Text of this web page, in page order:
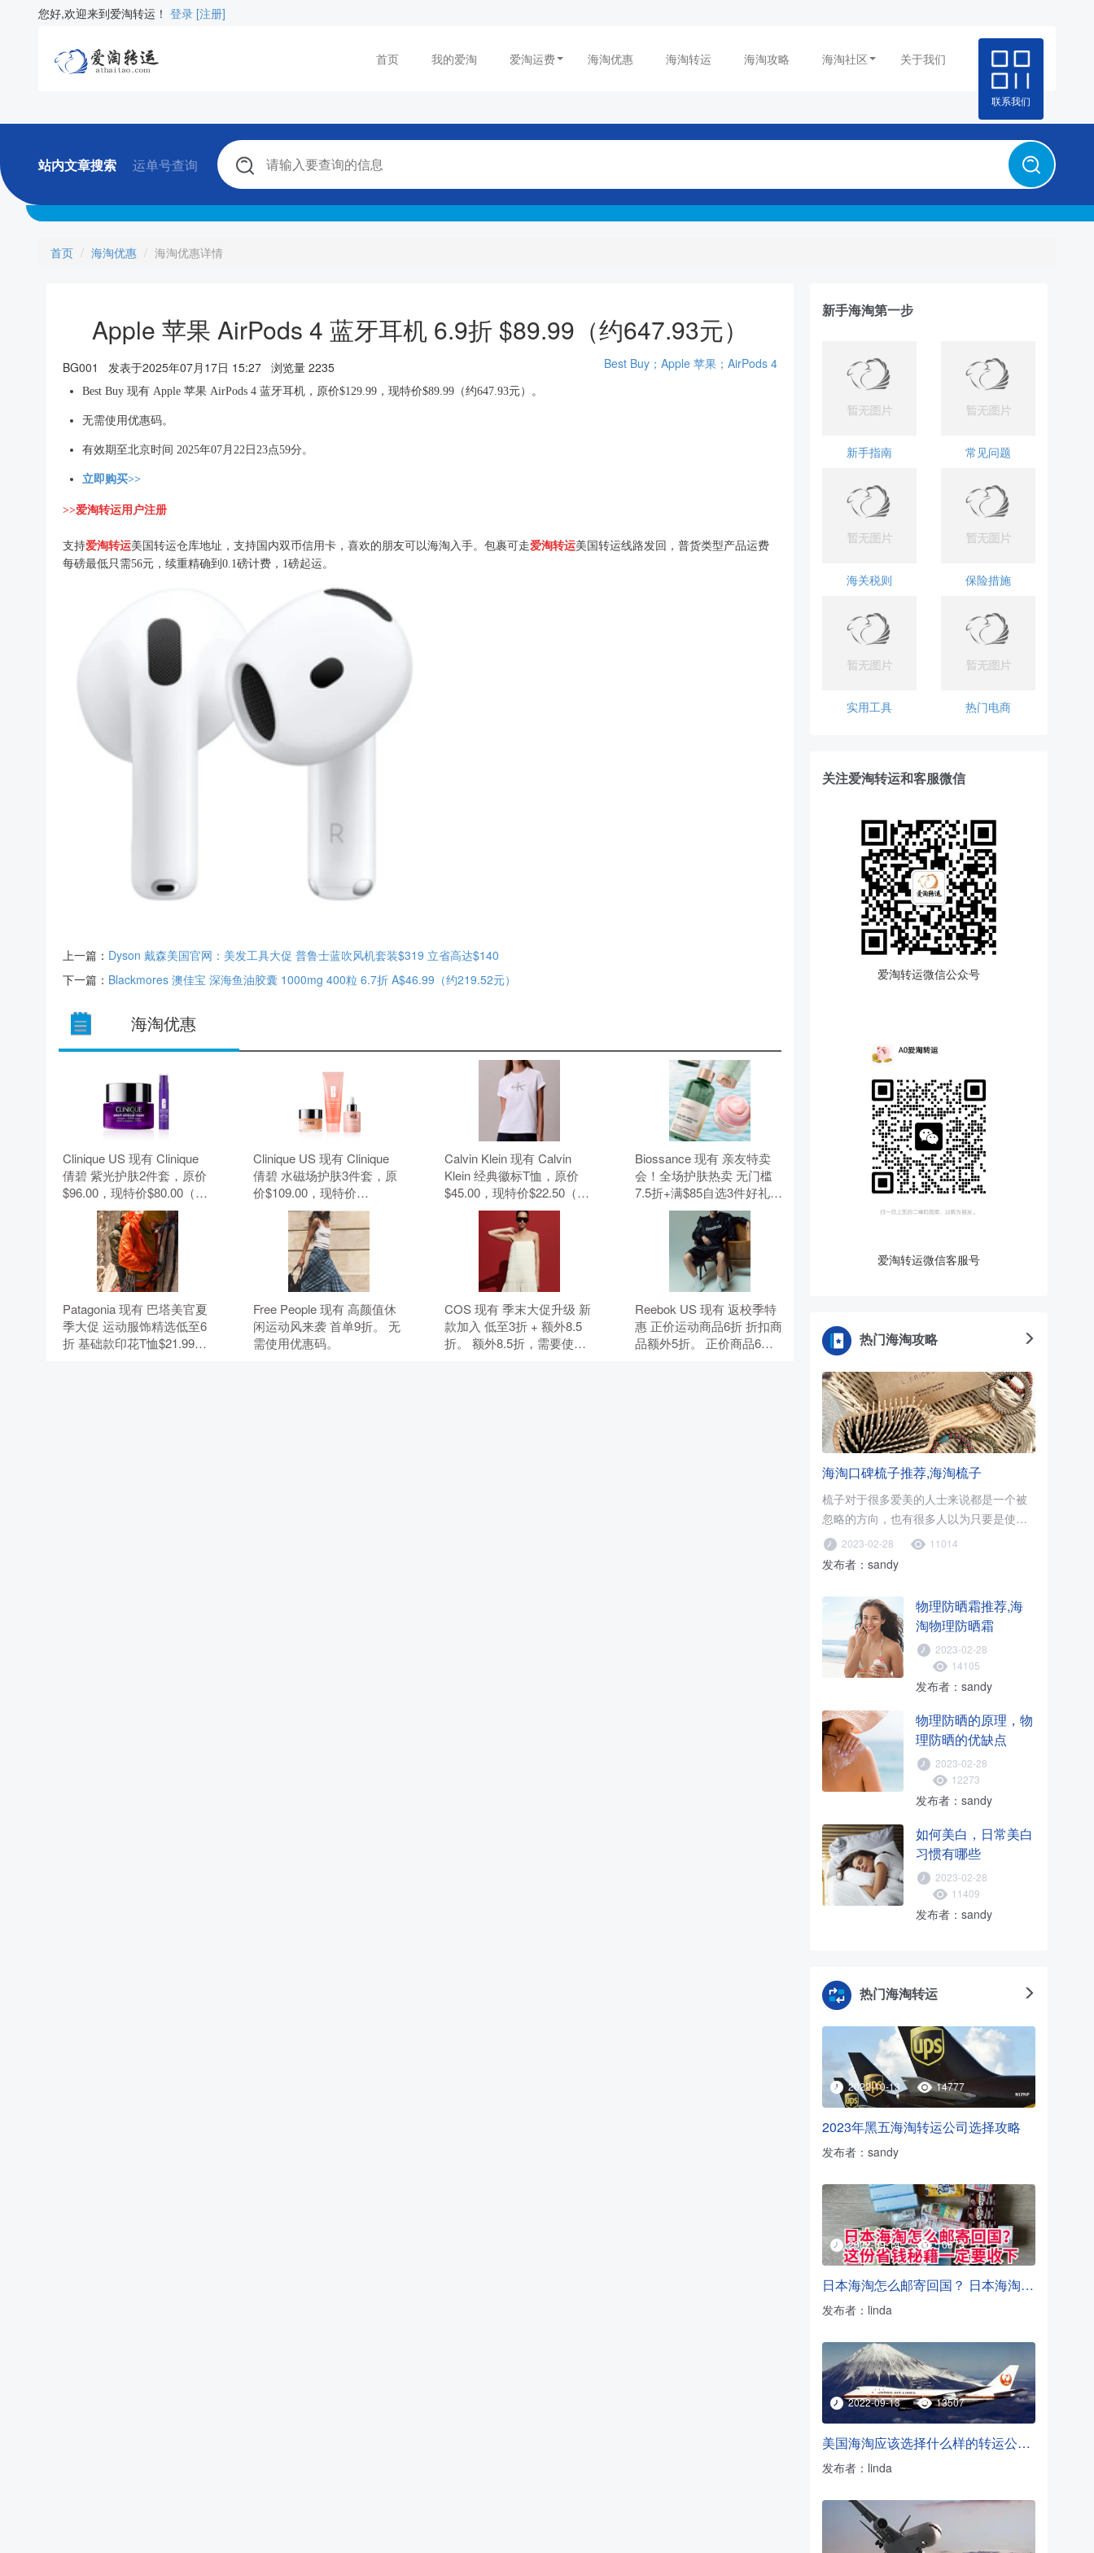
您好,欢迎来到爱淘转运！ 登录 [注册]
首页 我的爱淘 爱淘运费 海淘优惠 海淘转运 海淘攻略 海淘社区 关于我们
联系我们
站内文章搜索 运单号查询
首页 海淘优惠 海淘优惠详情
Apple 苹果 AirPods 4 蓝牙耳机 6.9折 $89.99（约647.93元）
BG001 发表于2025年07月17日 15:27 浏览量 2235 Best Buy；Apple 苹果；AirPods 4
Best Buy 现有 Apple 苹果 AirPods 4 蓝牙耳机，原价$129.99，现特价$89.99（约647.93元）。
无需使用优惠码。
有效期至北京时间 2025年07月22日23点59分。
立即购买>>
>>爱淘转运用户注册
支持爱淘转运美国转运仓库地址，支持国内双币信用卡，喜欢的朋友可以海淘入手。包裹可走爱淘转运美国转运线路发回，普货类型产品运费
每磅最低只需56元，续重精确到0.1磅计费，1磅起运。
上一篇： Dyson 戴森美国官网：美发工具大促 普鲁士蓝吹风机套装$319 立省高达$140
下一篇： Blackmores 澳佳宝 深海鱼油胶囊 1000mg 400粒 6.7折 A$46.99（约219.52元）
海淘优惠
Clinique US 现有 Clinique
倩碧 紫光护肤2件套，原价
$96.00，现特价$80.00（约
541.24元）。 无需使用优惠
Clinique US 现有 Clinique
倩碧 水磁场护肤3件套，原
价$109.00，现特价
$91.00（约615.66元）。 无
需使用优惠码。
Calvin Klein 现有 Calvin
Klein 经典徽标T恤，原价
$45.00，现特价$22.50（约
152.19元）。 无需使用优惠
Biossance 现有 亲友特卖
会！全场护肤热卖 无门槛
7.5折+满$85自选3件好礼。
无需使用优惠码。
Patagonia 现有 巴塔美官夏
季大促 运动服饰精选低至6
折 基础款印花T恤$21.99。
Free People 现有 高颜值休
闲运动风来袭 首单9折。 无
需使用优惠码。
COS 现有 季末大促升级 新
款加入 低至3折 + 额外8.5
折。 额外8.5折，需要使用
Reebok US 现有 返校季特
惠 正价运动商品6折 折扣商
品额外5折。 正价商品6
新手海淘第一步
新手指南 常见问题
海关税则 保险措施
实用工具 热门电商
关注爱淘转运和客服微信
爱淘转运微信公众号
爱淘转运微信客服号
热门海淘攻略
海淘口碑梳子推荐,海淘梳子
梳子对于很多爱美的人士来说都是一个被
忽略的方向，也有很多人以为只要是使用
木梳就可以了，只要促进血液循环..
2023-02-28 11014
发布者：sandy
物理防晒霜推荐,海
淘物理防晒霜
2023-02-28
14105
发布者：sandy
物理防晒的原理，物
理防晒的优缺点
2023-02-28
12273
发布者：sandy
如何美白，日常美白
习惯有哪些
2023-02-28
11409
发布者：sandy
热门海淘转运
2022-10-13 14777
2023年黑五海淘转运公司选择攻略
发布者：sandy
2022-09-14 16673
日本海淘怎么邮寄回国？ 日本海淘转运方法
发布者：linda
2022-09-13 13507
美国海淘应该选择什么样的转运公司？
发布者：linda